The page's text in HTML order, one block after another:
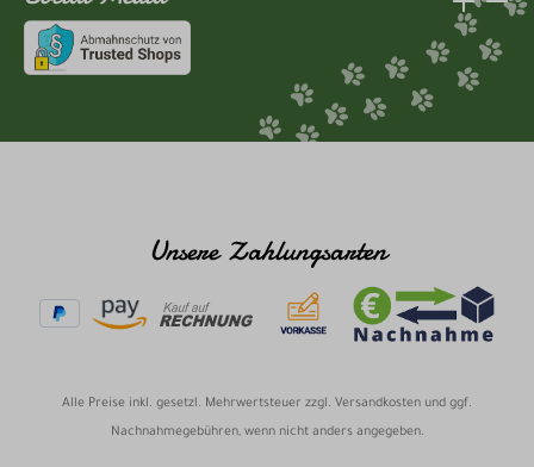
Unsere Zahlungsarten
Alle Preise inkl. gesetzl. Mehrwertsteuer zzgl. Versandkosten und ggf.
Nachnahmegebühren, wenn nicht anders angegeben.